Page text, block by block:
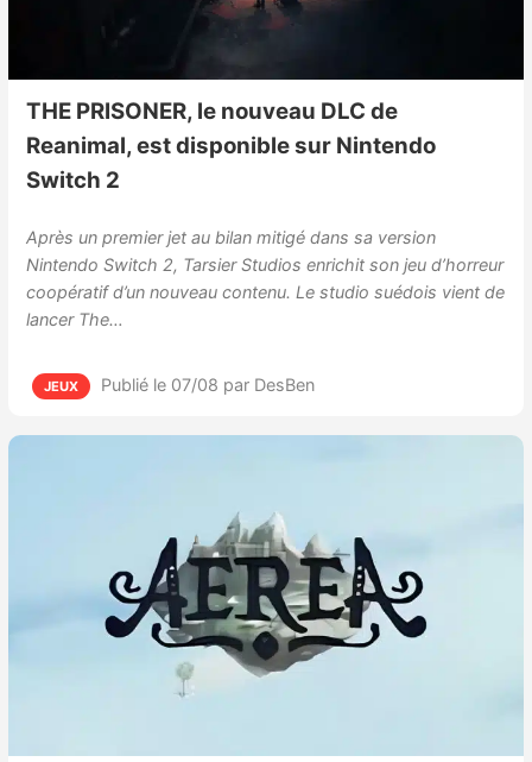
THE PRISONER, le nouveau DLC de
Reanimal, est disponible sur Nintendo
Switch 2
Après un premier jet au bilan mitigé dans sa version
Nintendo Switch 2, Tarsier Studios enrichit son jeu d’horreur
coopératif d’un nouveau contenu. Le studio suédois vient de
lancer The…
JEUX Publié le 07/08 par DesBen